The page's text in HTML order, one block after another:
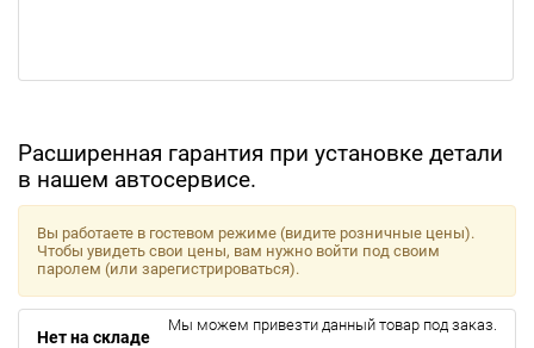
Расширенная гарантия при установке детали
в нашем автосервисе.
Вы работаете в гостевом режиме (видите розничные цены).
Чтобы увидеть свои цены, вам нужно войти под своим
паролем (или зарегистрироваться).
Нет на складе
Мы можем привезти данный товар под заказ.